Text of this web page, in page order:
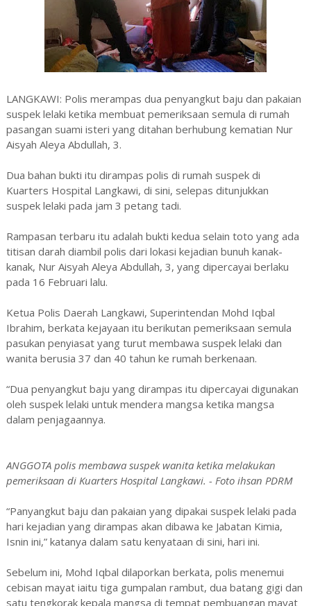
LANGKAWI: Polis merampas dua penyangkut baju dan pakaian
suspek lelaki ketika membuat pemeriksaan semula di rumah
pasangan suami isteri yang ditahan berhubung kematian Nur
Aisyah Aleya Abdullah, 3.
Dua bahan bukti itu dirampas polis di rumah suspek di
Kuarters Hospital Langkawi, di sini, selepas ditunjukkan
suspek lelaki pada jam 3 petang tadi.
Rampasan terbaru itu adalah bukti kedua selain toto yang ada
titisan darah diambil polis dari lokasi kejadian bunuh kanak-
kanak, Nur Aisyah Aleya Abdullah, 3, yang dipercayai berlaku
pada 16 Februari lalu.
Ketua Polis Daerah Langkawi, Superintendan Mohd Iqbal
Ibrahim, berkata kejayaan itu berikutan pemeriksaan semula
pasukan penyiasat yang turut membawa suspek lelaki dan
wanita berusia 37 dan 40 tahun ke rumah berkenaan.
“Dua penyangkut baju yang dirampas itu dipercayai digunakan
oleh suspek lelaki untuk mendera mangsa ketika mangsa
dalam penjagaannya.
ANGGOTA polis membawa suspek wanita ketika melakukan
pemeriksaan di Kuarters Hospital Langkawi. - Foto ihsan PDRM
“Panyangkut baju dan pakaian yang dipakai suspek lelaki pada
hari kejadian yang dirampas akan dibawa ke Jabatan Kimia,
Isnin ini,” katanya dalam satu kenyataan di sini, hari ini.
Sebelum ini, Mohd Iqbal dilaporkan berkata, polis menemui
cebisan mayat iaitu tiga gumpalan rambut, dua batang gigi dan
satu tengkorak kepala mangsa di tempat pembuangan mayat